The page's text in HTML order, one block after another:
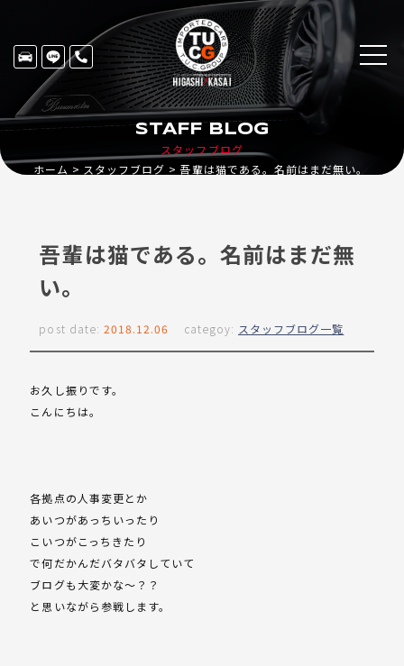
スタッフブログ
STAFF BLOG
ホーム スタッフブログ 吾輩は猫である。名前はまだ無い。
吾輩は猫である。名前はまだ無
い。
post date: 2018.12.06 categoy: スタッフブログ一覧
お久し振りです。
こんにちは。
各拠点の人事変更とか
あいつがあっちいったり
こいつがこっちきたり
で何だかんだバタバタしていて
ブログも大変かな～？？
と思いながら参戦します。